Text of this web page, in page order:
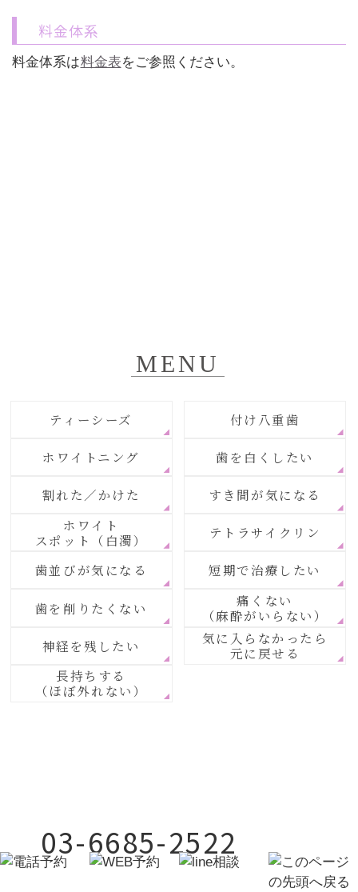
料金体系
料金体系は料金表をご参照ください。
MENU
ティーシーズ 付け八重歯
ホワイトニング 歯を白くしたい
割れた／かけた
すき間が気になる
ホワイト
スポット（白濁）
テトラサイクリン
歯並びが気になる 短期で治療したい
歯を削りたくない
痛くない
（麻酔がいらない）
神経を残したい
気に入らなかったら
元に戻せる
長持ちする
（ほぼ外れない）
03-6685-2522